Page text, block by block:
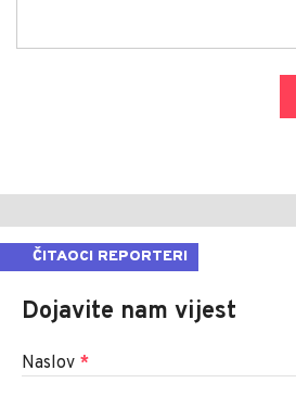
ČITAOCI REPORTERI
Dojavite nam vijest
Naslov *